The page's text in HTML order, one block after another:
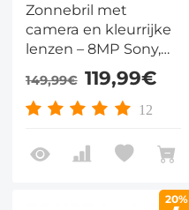
Zonnebril met
camera en kleurrijke
lenzen – 8MP Sony,
32MP foto's, 1200P,
dubbele stabilisatie,
UV400 & AI-vertaling
fietsen en outdoor
149,99€ 119,99€
12
20%